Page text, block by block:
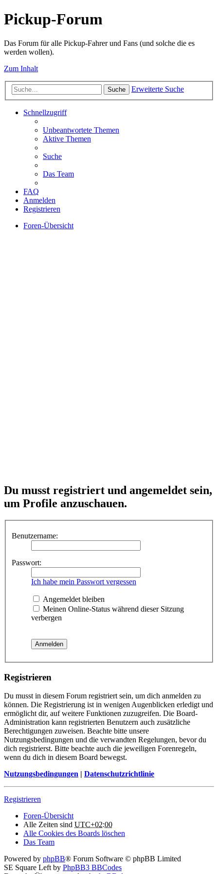
Pickup-Forum
Das Forum für alle Pickup-Fahrer und Fans (und solche die es
werden wollen).
Zum Inhalt
Suche Erweiterte Suche
Schnellzugriff
Unbeantwortete Themen
Aktive Themen
Suche
Das Team
FAQ
Anmelden
Registrieren
Foren-Übersicht
Du musst registriert und angemeldet sein,
um Profile anzuschauen.
Benutzername:
Passwort:
Ich habe mein Passwort vergessen
Angemeldet bleiben
Meinen Online-Status während dieser Sitzung
verbergen
Registrieren
Du musst in diesem Forum registriert sein, um dich anmelden zu
können. Die Registrierung ist in wenigen Augenblicken erledigt und
ermöglicht dir, auf weitere Funktionen zuzugreifen. Die Board-
Administration kann registrierten Benutzern auch zusätzliche
Berechtigungen zuweisen. Beachte bitte unsere
Nutzungsbedingungen und die verwandten Regelungen, bevor du
dich registrierst. Bitte beachte auch die jeweiligen Forenregeln,
wenn du dich in diesem Board bewegst.
Nutzungsbedingungen | Datenschutzrichtlinie
Registrieren
Foren-Übersicht
Alle Zeiten sind UTC+02:00
Alle Cookies des Boards löschen
Das Team
Powered by phpBB® Forum Software © phpBB Limited
SE Square Left by PhpBB3 BBCodes